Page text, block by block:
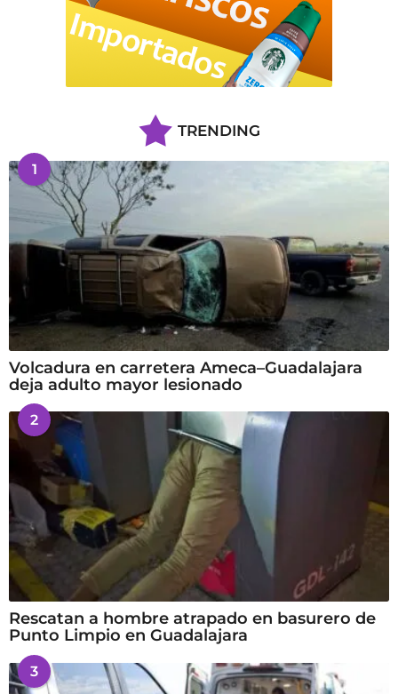
TRENDING
1
Volcadura en carretera Ameca–Guadalajara
deja adulto mayor lesionado
2
Rescatan a hombre atrapado en basurero de
Punto Limpio en Guadalajara
3